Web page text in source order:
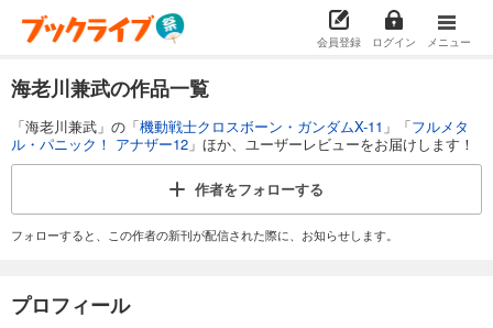
会員登録 ログイン メニュー
海老川兼武の作品一覧
「海老川兼武」の「機動戦士クロスボーン・ガンダムX-11 」「フルメタ
ル・パニック！ アナザー12 」ほか、ユーザーレビューをお届けします！
作者をフォローする
フォローすると、この作者の新刊が配信された際に、お知らせします。
プロフィール